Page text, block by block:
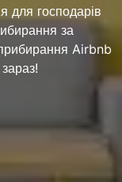
для господарів
за
Airbnb